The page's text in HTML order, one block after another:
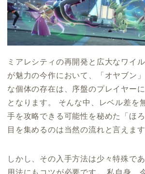
ミアレシティの再開発と広大なワイ
が魅力の今作において、「オヤブン
な個体の存在は、序盤のプレイヤー
となります。 そんな中、レベル差を
手を攻略できる可能性を秘めた「ほ
目を集めるのは当然の流れと言えます
しかし、その入手方法は少々特殊で
用法にもコツが必要です。 私自身、